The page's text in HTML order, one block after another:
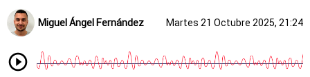
Miguel Ángel Fernández Martes 21 Octubre 2025, 21:24